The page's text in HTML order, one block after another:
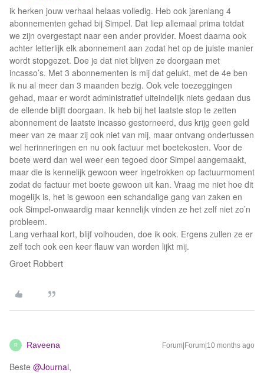
ik herken jouw verhaal helaas volledig. Heb ook jarenlang 4
abonnementen gehad bij Simpel. Dat liep allemaal prima totdat
we zijn overgestapt naar een ander provider. Moest daarna ook
achter letterlijk elk abonnement aan zodat het op de juiste manier
wordt stopgezet. Doe je dat niet blijven ze doorgaan met
incasso’s. Met 3 abonnementen is mij dat gelukt, met de 4e ben
ik nu al meer dan 3 maanden bezig. Ook vele toezeggingen
gehad, maar er wordt administratief uiteindelijk niets gedaan dus
de ellende blijft doorgaan. Ik heb bij het laatste stop te zetten
abonnement de laatste incasso gestorneerd, dus krijg geen geld
meer van ze maar zij ook niet van mij, maar ontvang ondertussen
wel herinneringen en nu ook factuur met boetekosten. Voor de
boete werd dan wel weer een tegoed door Simpel aangemaakt,
maar die is kennelijk gewoon weer ingetrokken op factuurmoment
zodat de factuur met boete gewoon uit kan. Vraag me niet hoe dit
mogelijk is, het is gewoon een schandalige gang van zaken en
ook Simpel-onwaardig maar kennelijk vinden ze het zelf niet zo’n
probleem.
Lang verhaal kort, blijf volhouden, doe ik ook. Ergens zullen ze er
zelf toch ook een keer flauw van worden lijkt mij.
Groet Robbert
R Raveena Forum|Forum|10 months ago
Beste ​ @Journal,